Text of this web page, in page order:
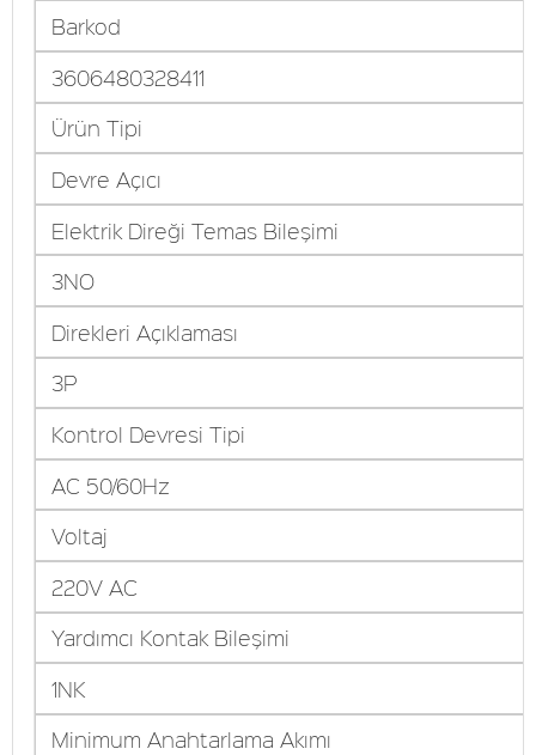
Barkod
3606480328411
Ürün Tipi
Devre Açıcı
Elektrik Direği Temas Bileşimi
3NO
Direkleri Açıklaması
3P
Kontrol Devresi Tipi
AC 50/60Hz
Voltaj
220V AC
Yardımcı Kontak Bileşimi
1NK
Minimum Anahtarlama Akımı